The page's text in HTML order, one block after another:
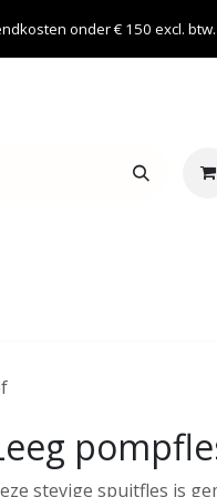
onder € 150 excl. btw.
stevige spuitfles is